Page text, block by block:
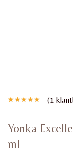
gebaseerd
opklant
(1
Yonka
ml